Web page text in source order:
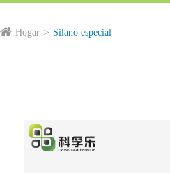
Hogar Silano especial